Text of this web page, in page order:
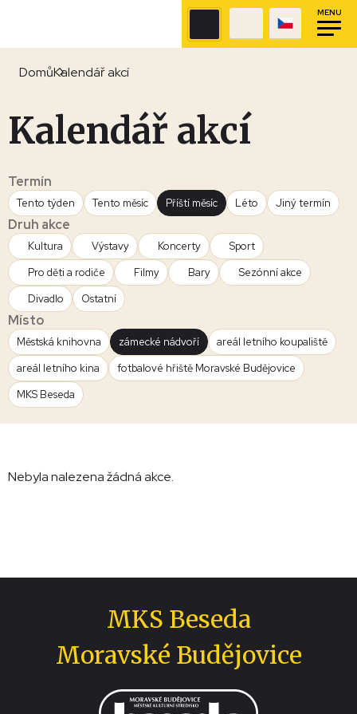
MENU
DomůKalendář akcí
Kalendář akcí
Termín
Tento týden Tento měsíc Příští měsíc Léto Jiný termín
Druh akce
Kultura Výstavy Koncerty
Sport
Pro děti a rodiče
Filmy Bary
Sezónní akce
Divadlo
Ostatní
Místo
Městská knihovna zámecké nádvoří
areál letního koupaliště
areál letního kina
fotbalové hřiště Moravské Budějovice
MKS Beseda
Nebyla nalezena žádná akce.
MKS Beseda
Moravské Budějovice